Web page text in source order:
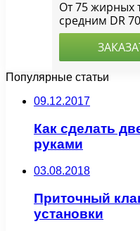
Популярные статьи
09.12.2017
Как сделать
руками
03.08.2018
Приточный
установки